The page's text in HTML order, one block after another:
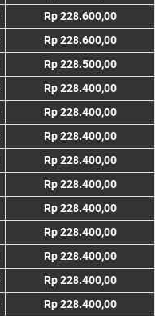
Rp 228.600,00
Rp 228.600,00
Rp 228.500,00
Rp 228.400,00
Rp 228.400,00
Rp 228.400,00
Rp 228.400,00
Rp 228.400,00
Rp 228.400,00
Rp 228.400,00
Rp 228.400,00
Rp 228.400,00
Rp 228.400,00